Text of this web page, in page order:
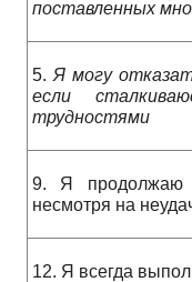
поставленных
5. Я могу
если
трудностями
9. Я продолжаю
несмотря на
12. Я всегда